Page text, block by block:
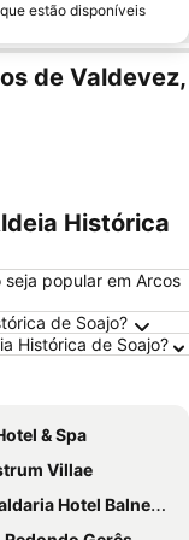
estão disponíveis
de Valdevez,
Histórica
popular em Arcos
de Soajo?
Histórica de Soajo?
& Spa
Villae
Hotel Balneario